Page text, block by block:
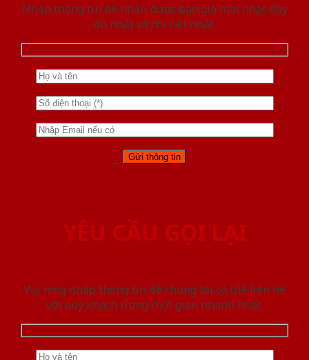
Nhập thông tin để nhận được báo giá mới nhât đầy
đủ nhất và chi tiết nhất.
YÊU CẦU GỌI LẠI
Vui lòng nhập thông tin để chúng tôi có thể liên hệ
với quý khách trong thời gian nhanh nhất.